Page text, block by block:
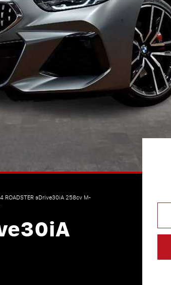
ROADSTER sDrive30iA 258cv M-